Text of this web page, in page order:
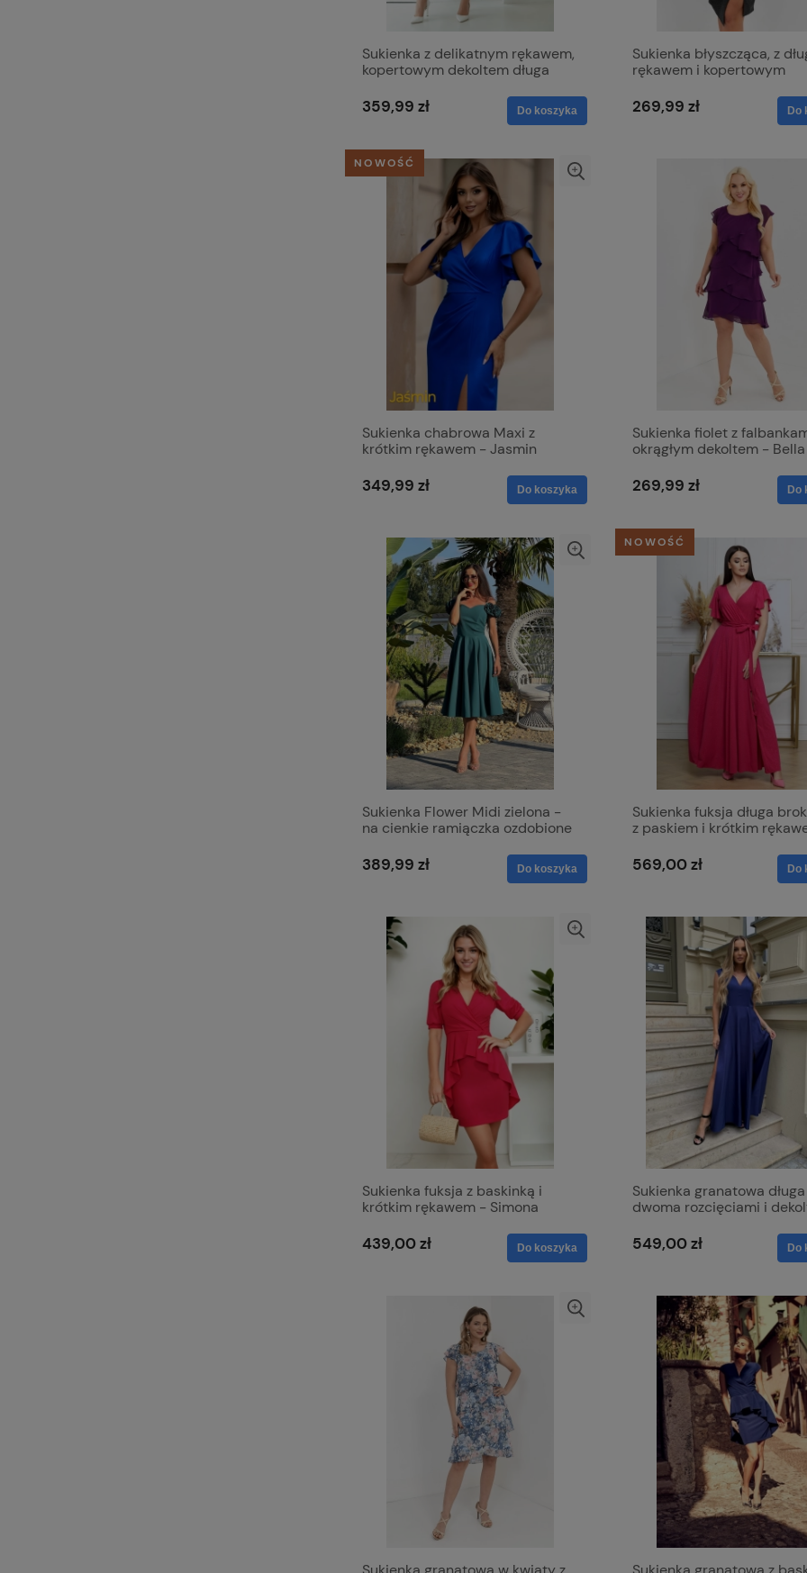
Sukienka z delikatnym rękawem,
kopertowym dekoltem długa
359,99 zł Do koszyka
Sukienka błyszcząca, z
rękawem i kopertowym
269,99 zł Do
Sukienka chabrowa Maxi z
krótkim rękawem - Jasmin
349,99 zł Do koszyka
NOWOŚĆ
Sukienka fiolet z
okrągłym dekoltem - Bella
269,99 zł Do
Sukienka Flower Midi zielona -
na cienkie ramiączka ozdobione
389,99 zł Do koszyka
Sukienka fuksja długa
z paskiem i krótkim
569,00 zł Do
NOWOŚĆ
Sukienka fuksja z baskinką i
krótkim rękawem - Simona
439,00 zł Do koszyka
Sukienka granatowa
dwoma rozcięciami i
materiału - Milena
549,00 zł Do